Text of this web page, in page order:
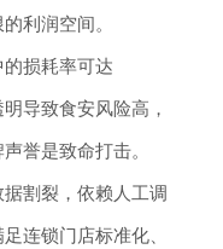
利润空间。
的损耗率可达
导致食安风险高，
誉是致命打击。
据割裂，依赖人工调
连锁门店标准化、